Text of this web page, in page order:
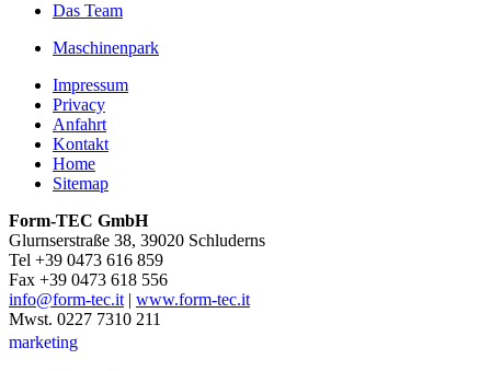
Das Team
Maschinenpark
Impressum
Privacy
Anfahrt
Kontakt
Home
Sitemap
Form-TEC GmbH
Glurnserstraße 38, 39020 Schluderns
Tel +39 0473 616 859
Fax +39 0473 618 556
info@form-tec.it| www.form-tec.it
Mwst. 0227 7310 211
marketing